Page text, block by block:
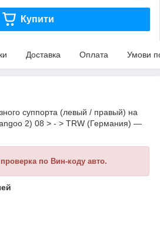
Купити
Доставка Оплата Умови
суппорта (левый / правый) на
2) 08 > - > TRW (Германия) —
по Вин-коду авто.